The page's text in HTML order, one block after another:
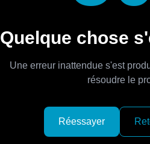
Quelque chose
Une erreur inattendue s'est
résoudre le
Réessayer